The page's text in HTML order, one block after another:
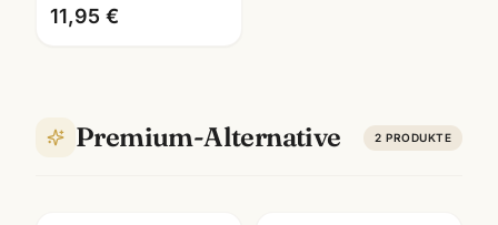
11,95 €
Premium-Alternative 2 PRODUKTE